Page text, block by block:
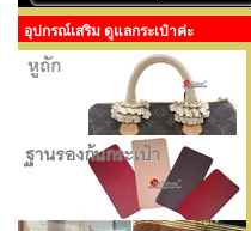
อุปกรณ์เสริม ดูแลกระเป๋าค่ะ